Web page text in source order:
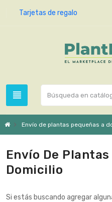
Tarjetas de regalo
view_headline
chevron_right Envío de plantas pequeñas a
Envío De
Domicilio
Si estás buscando agregar